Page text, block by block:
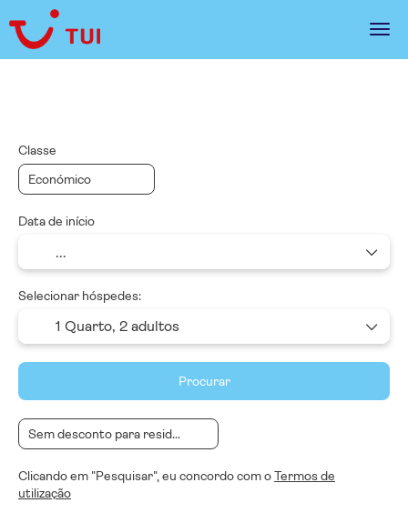
Classe
Data de início
Selecionar hóspedes:
1 Quarto, 2 adultos
Procurar
Clicando em "Pesquisar", eu concordo com oTermos de
utilização